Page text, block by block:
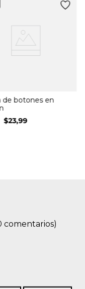
de botones en
$23,99
comentarios)